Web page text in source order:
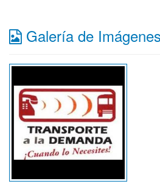
Galería de Imágenes